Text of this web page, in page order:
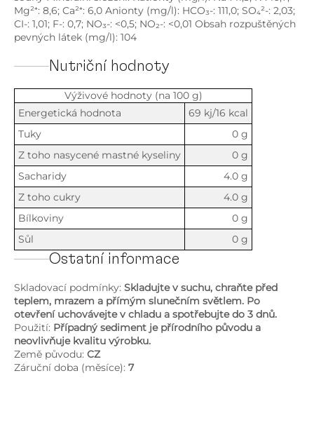
Mg²⁺: 8,6; Ca²⁺: 6,0 Anionty (mg/l): HCO₃-: 111,0; SO₄²-: 2,03;
CI-: 1,01; F-: 0,7; NO₃-: <0,5; NO₂-: <0,01 Obsah rozpuštěných
pevných látek (mg/l): 104
Nutriční hodnoty
Výživové hodnoty (na 100 g)
Energetická hodnota
69 kj/16 kcal
Tuky
0 g
Z toho nasycené mastné kyseliny
0 g
Sacharidy
4.0 g
Z toho cukry
4.0 g
Bílkoviny
0 g
Sůl
0 g
Ostatní informace
Skladovací podmínky: Skladujte v suchu, chraňte před
teplem, mrazem a přímým slunečním světlem. Po
otevření uchovávejte v chladu a spotřebujte do 3 dnů.
Použití: Případný sediment je přírodního původu a
neovlivňuje kvalitu výrobku.
Země původu: CZ
Záruční doba (měsíce): 7